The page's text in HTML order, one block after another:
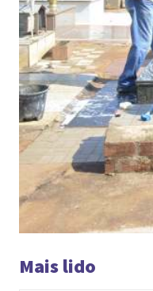
Mais lido